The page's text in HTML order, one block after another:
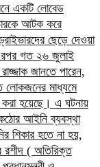
একটি লোবেড
আটক করে
ছেড়ে দেওয়া
গত ২৬ জুলাই
জানতে পারেন,
লোকজনের মাধ্যমে
করা হয়েছে।​ এ ঘটনায়
আইনি ব্যবস্থা
শিকার হতে না হয়,
রশীদ ( অতিরিক্ত